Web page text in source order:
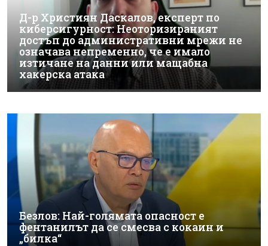
Д-р Християн Даскалов, експерт по
киберсигурност: Неоторизираният
достъп до административни мрежи не
означава непременно, че е имало
изтичане на данни или мащабна
хакерска атака
Безлов: Най-голямата опасност е
фентанилът да се смесва с кокаин и
„билка“